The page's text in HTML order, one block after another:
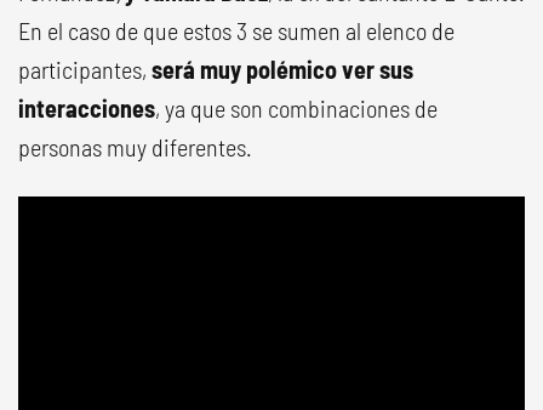
En el caso de que estos 3 se sumen al elenco de
participantes, será muy polémico ver sus
interacciones, ya que son combinaciones de
personas muy diferentes.